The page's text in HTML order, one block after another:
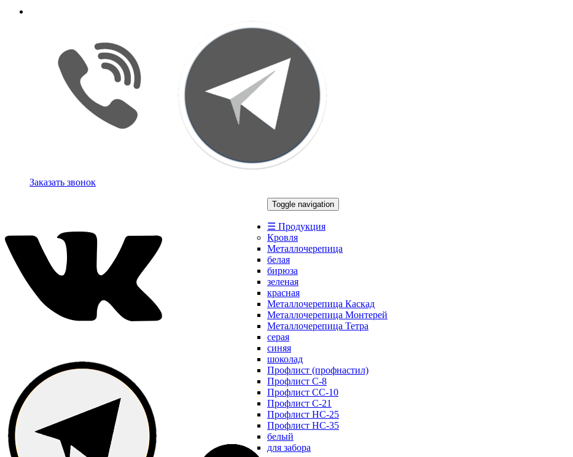
Заказать звонок
Toggle navigation
☰ Продукция
Кровля
Металлочерепица
белая
бирюза
зеленая
красная
Металлочерепица Каскад
Металлочерепица Монтерей
Металлочерепица Тетра
серая
синяя
шоколад
Профлист (профнастил)
Профлист С-8
Профлист СС-10
Профлист C-21
Профлист НС-25
Профлист НС-35
белый
для забора